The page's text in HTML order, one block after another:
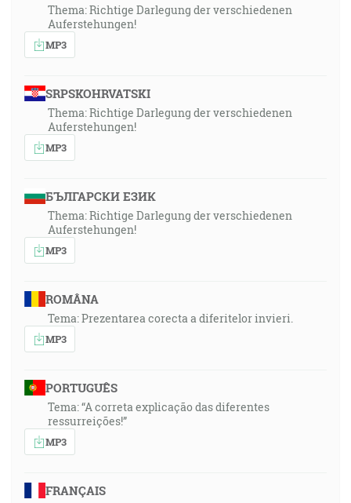
Thema: Richtige Darlegung der verschiedenen
Auferstehungen!
MP3
SRPSKOHRVATSKI
Thema: Richtige Darlegung der verschiedenen
Auferstehungen!
MP3
БЪЛГАРСКИ ЕЗИК
Thema: Richtige Darlegung der verschiedenen
Auferstehungen!
MP3
ROMÂNA
Tema: Prezentarea corecta a diferitelor invieri.
MP3
PORTUGUÊS
Tema: “A correta explicação das diferentes
ressurreições!”
MP3
FRANÇAIS